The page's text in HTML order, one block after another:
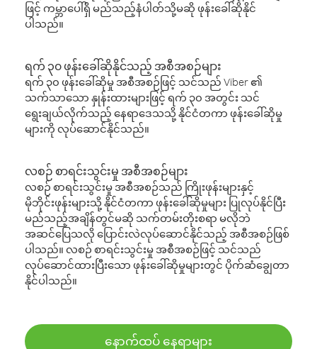
ဖြင့် ကမ္ဘာပေါ်ရှိ မည်သည့်နံပါတ်သို့မဆို ဖုန်းခေါ်ဆိုနိုင်
ပါသည်။
ရက် ၃၀ ဖုန်းခေါ်ဆိုနိုင်သည့် အစီအစဉ်များ
ရက် ၃၀ ဖုန်းခေါ်ဆိုမှု အစီအစဉ်ဖြင့် သင်သည် Viber ၏
သက်သာသော နှုန်းထားများဖြင့် ရက် ၃၀ အတွင်း သင်
ရွေးချယ်လိုက်သည့် နေရာဒေသသို့ နိုင်ငံတကာ ဖုန်းခေါ်ဆိုမှု
များကို လုပ်ဆောင်နိုင်သည်။
လစဉ် စာရင်းသွင်းမှု အစီအစဉ်များ
လစဉ် စာရင်းသွင်းမှု အစီအစဉ်သည် ကြိုးဖုန်းများနှင့်
မိုဘိုင်းဖုန်းများသို့ နိုင်ငံတကာ ဖုန်းခေါ်ဆိုမှုများ ပြုလုပ်နိုင်ပြီး
မည်သည့်အချိန်တွင်မဆို သက်တမ်းတိုးစရာ မလိုဘဲ
အဆင်ပြေသလို ပြောင်းလဲလုပ်ဆောင်နိုင်သည့် အစီအစဉ်ဖြစ်
ပါသည်။ လစဉ် စာရင်းသွင်းမှု အစီအစဉ်ဖြင့် သင်သည်
လုပ်ဆောင်ထားပြီးသော ဖုန်းခေါ်ဆိုမှုများတွင် ပိုက်ဆံချွေတာ
နိုင်ပါသည်။
နောက်ထပ် နေရာများ